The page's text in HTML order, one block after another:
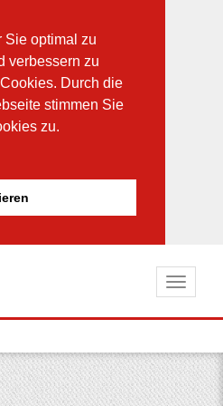
Sie optimal zu
verbessern zu
Durch die
stimmen Sie
zu.
Toggle